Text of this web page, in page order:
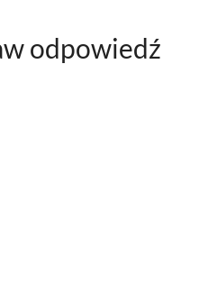
odpowiedź